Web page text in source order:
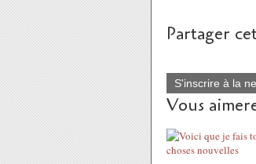
Partager
S'inscrire à la
Vous